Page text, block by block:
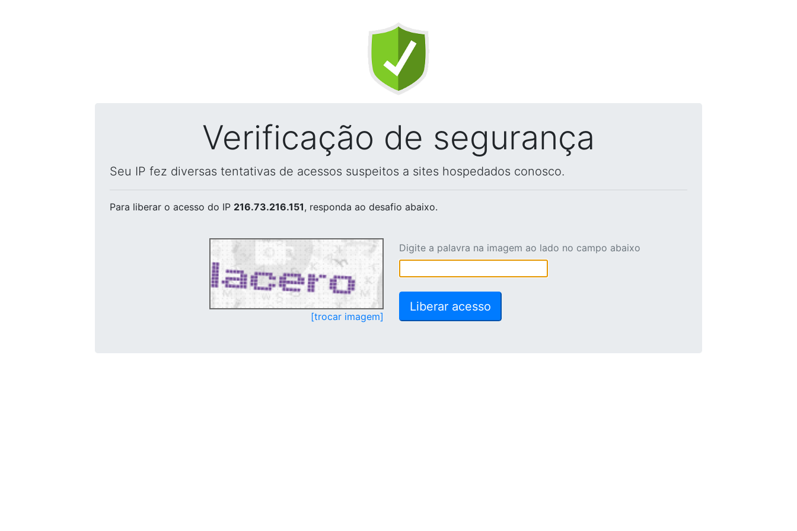
Verificação de segurança
Seu IP fez diversas tentativas de acessos suspeitos a sites hospedados conosco.
Para liberar o acesso do IP 216.73.216.151, responda ao desafio abaixo.
[trocar imagem]
Digite a palavra na imagem ao lado no campo abaixo